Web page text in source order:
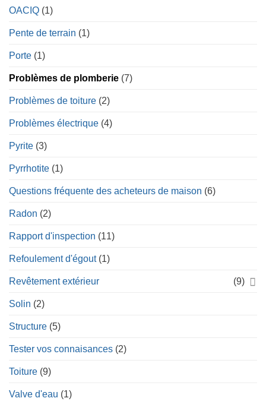
OACIQ (1)
Pente de terrain (1)
Porte (1)
Problèmes de plomberie (7)
Problèmes de toiture (2)
Problèmes électrique (4)
Pyrite (3)
Pyrrhotite (1)
Questions fréquente des acheteurs de maison (6)
Radon (2)
Rapport d'inspection (11)
Refoulement d'égout(1)
Revêtement extérieur (9)
Solin (2)
Structure (5)
Tester vos connaisances (2)
Toiture (9)
Valve d'eau (1)